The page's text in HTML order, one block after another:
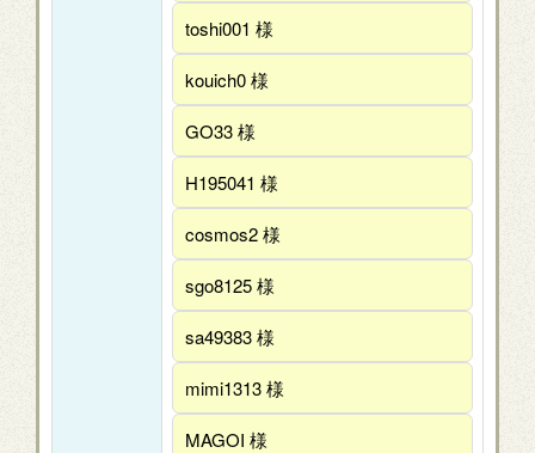
toshi001 様
kouich0 様
GO33 様
H195041 様
cosmos2 様
sgo8125 様
sa49383 様
mimi1313 様
MAGOI 様